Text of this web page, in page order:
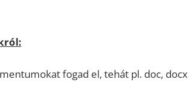
fogad el, tehát pl. doc, docx